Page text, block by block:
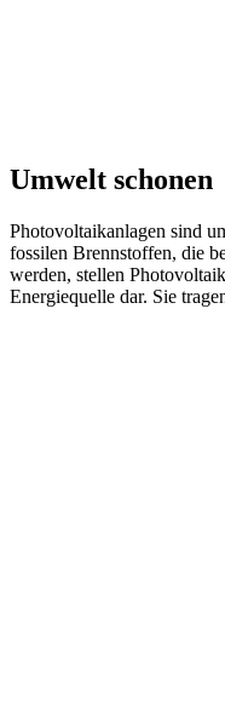
Umwelt schonen
Photovoltaikanlagen sind
fossilen Brennstoffen, die
werden, stellen
Energiequelle dar. Sie